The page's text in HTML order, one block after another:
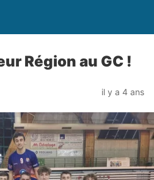
Région au GC !
il y a 4 ans